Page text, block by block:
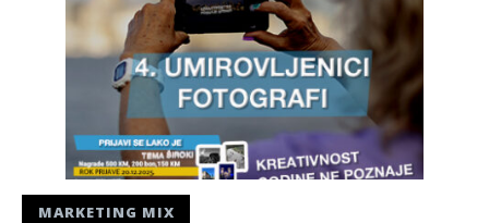
MARKETING MIX